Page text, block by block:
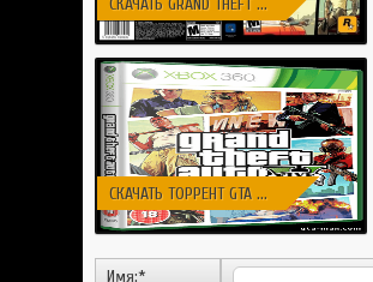
СКАЧАТЬ GRAND THEFT ...
СКАЧАТЬ ТОРРЕНТ GTA ...
Имя:*